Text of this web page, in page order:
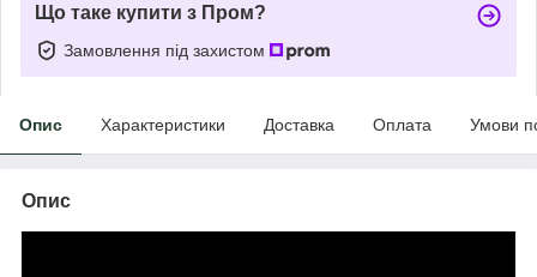
Що таке купити з Пром?
Замовлення під захистом
Опис Характеристики Доставка Оплата Умови
Опис